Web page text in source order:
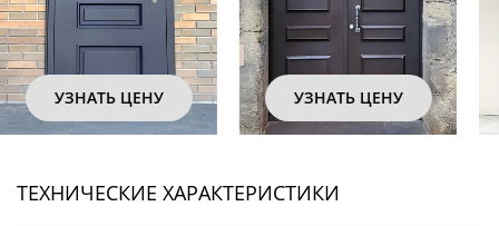
УЗНАТЬ ЦЕНУ УЗНАТЬ
ТЕХНИЧЕСКИЕ ХАРАКТЕРИСТИКИ